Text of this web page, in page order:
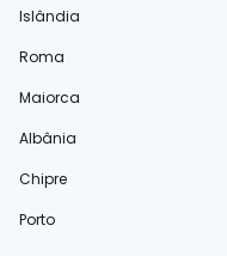
Islândia
Roma
Maiorca
Albânia
Chipre
Porto